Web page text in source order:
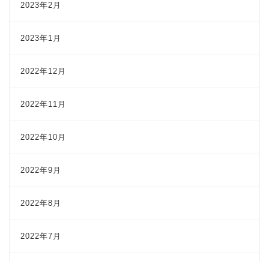
2023年2月
2023年1月
2022年12月
2022年11月
2022年10月
2022年9月
2022年8月
2022年7月